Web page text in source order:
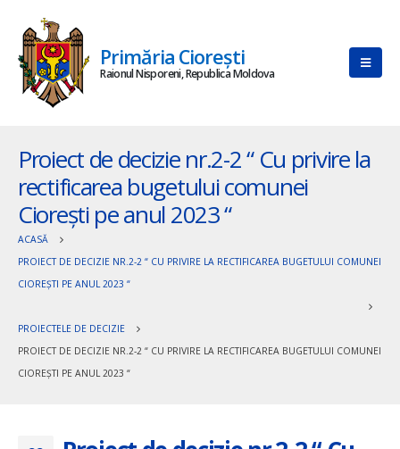
Primăria Ciorești
Raionul Nisporeni, Republica Moldova
Proiect de decizie nr.2-2 “ Cu privire la
rectificarea bugetului comunei
Cioreşti pe anul 2023 “
ACASĂ
PROIECT DE DECIZIE NR.2-2 “ CU PRIVIRE LA RECTIFICAREA BUGETULUI COMUNEI
CIOREŞTI PE ANUL 2023 “
PROIECTELE DE DECIZIE
PROIECT DE DECIZIE NR.2-2 “ CU PRIVIRE LA RECTIFICAREA BUGETULUI COMUNEI
CIOREŞTI PE ANUL 2023 “